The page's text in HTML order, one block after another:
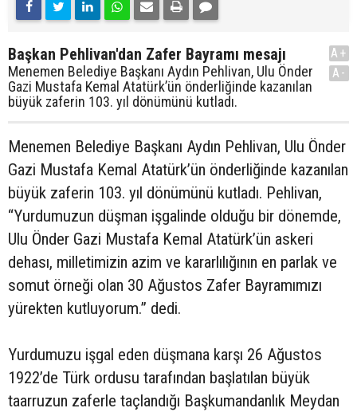
Başkan Pehlivan'dan Zafer Bayramı mesajı
Menemen Belediye Başkanı Aydın Pehlivan, Ulu Önder
Gazi Mustafa Kemal Atatürk’ün önderliğinde kazanılan
büyük zaferin 103. yıl dönümünü kutladı.
A+
A-
Menemen Belediye Başkanı Aydın Pehlivan, Ulu Önder
Gazi Mustafa Kemal Atatürk’ün önderliğinde kazanılan
büyük zaferin 103. yıl dönümünü kutladı. Pehlivan,
“Yurdumuzun düşman işgalinde olduğu bir dönemde,
Ulu Önder Gazi Mustafa Kemal Atatürk’ün askeri
dehası, milletimizin azim ve kararlılığının en parlak ve
somut örneği olan 30 Ağustos Zafer Bayramımızı
yürekten kutluyorum.” dedi.
Yurdumuzu işgal eden düşmana karşı 26 Ağustos
1922’de Türk ordusu tarafından başlatılan büyük
taarruzun zaferle taçlandığı Başkumandanlık Meydan